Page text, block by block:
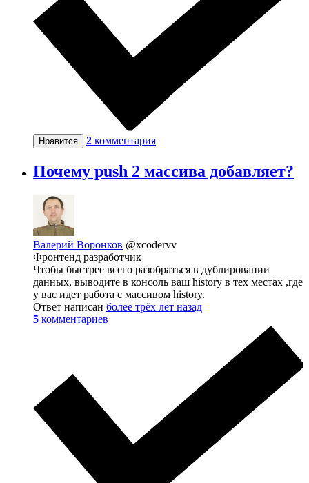
Нравится 2 комментария
Почему push 2 массива добавляет?
Валерий Воронков @xcodervv
Фронтенд разработчик
Чтобы быстрее всего разобраться в дублировании
данных, выводите в консоль ваш history в тех местах ,где
у вас идет работа с массивом history.
Ответ написан более трёх лет назад
5 комментариев